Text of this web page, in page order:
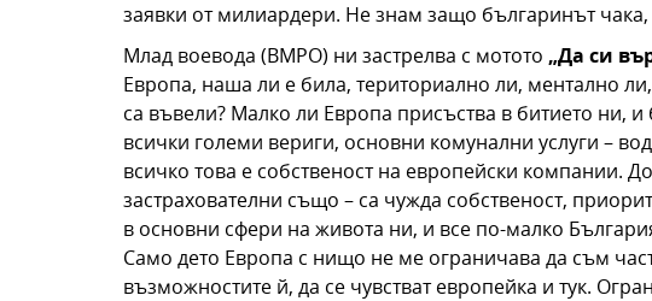
заявки от милиардери. Не знам защо българинът
Млад воевода (ВМРО) ни застрелва с мотото „Да си
Европа, наша ли е била, териториално ли, ментално
са въвели? Малко ли Европа присъства в битието ни,
всички големи вериги, основни комунални услуги –
всичко това е собственост на европейски компании.
застрахователни също – са чужда собственост,
в основни сфери на живота ни, и все по-малко
Само дето Европа с нищо не ме ограничава да съм
възможностите й, да се чувстват европейка и тук.